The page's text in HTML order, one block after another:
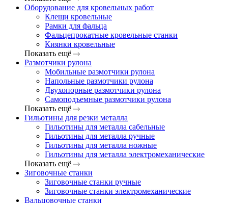
Оборудование для кровельных работ
Клещи кровельные
Рамки для фальца
Фальцепрокатные кровельные станки
Киянки кровельные
Показать ещё
Размотчики рулона
Мобильные размотчики рулона
Напольные размотчики рулона
Двухопорные размотчики рулона
Самоподъемные размотчики рулона
Показать ещё
Гильотины для резки металла
Гильотины для металла сабельные
Гильотины для металла ручные
Гильотины для металла ножные
Гильотины для металла электромеханические
Показать ещё
Зиговочные станки
Зиговочные станки ручные
Зиговочные станки электромеханические
Вальцовочные станки